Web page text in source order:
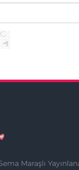
Maraşlı